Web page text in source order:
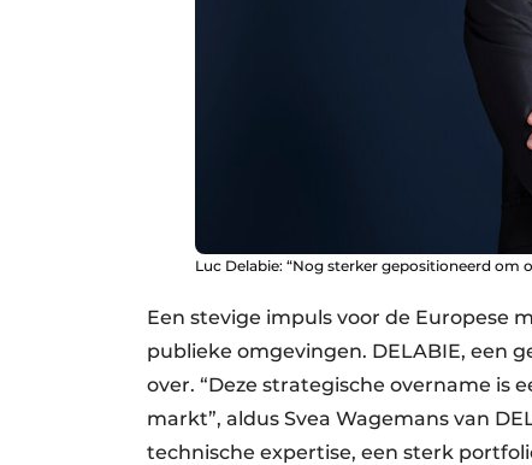
Luc Delabie: “Nog sterker gepositioneerd om
Een stevige impuls voor de Europese
publieke omgevingen. DELABIE, een
over. “Deze strategische overname is
markt”, aldus Svea Wagemans van
technische expertise, een sterk